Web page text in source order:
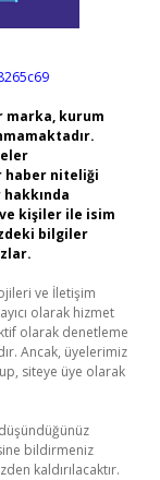
marka, kurum
haber niteliği
kişiler ile isim
bilgiler
ve İletişim
olarak hizmet
olarak denetleme
Ancak, üyelerimiz
siteye üye olarak
bildirmeniz
kaldırılacaktır.